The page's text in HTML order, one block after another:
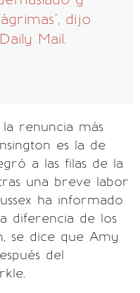
dijo
Mail.
renuncia más
es la de
a las filas de la
una breve labor
ha informado
diferencia de los
se dice que Amy
del